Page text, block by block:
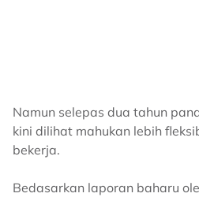
Namun selepas dua tahun
kini dilihat mahukan lebih
bekerja.
Bedasarkan laporan baharu